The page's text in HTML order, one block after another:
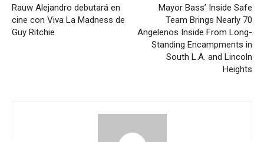
Rauw Alejandro debutará en
cine con Viva La Madness de
Guy Ritchie
Mayor Bass’ Inside Safe
Team Brings Nearly 70
Angelenos Inside From Long-
Standing Encampments in
South L.A. and Lincoln
Heights